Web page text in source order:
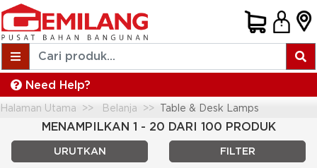
Need Help?
Halaman Utama Belanja Table & Desk Lamps
MENAMPILKAN 1 - 20 DARI 100 PRODUK
URUTKAN FILTER